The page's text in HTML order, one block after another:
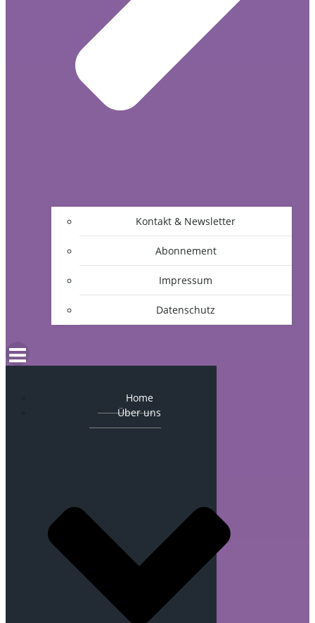
Kontakt & Newsletter
Abonnement
Impressum
Datenschutz
Home
Über uns